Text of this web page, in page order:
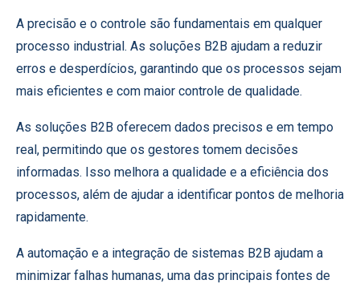
A precisão e o controle são fundamentais em qualquer
processo industrial. As soluções B2B ajudam a reduzir
erros e desperdícios, garantindo que os processos sejam
mais eficientes e com maior controle de qualidade.
As soluções B2B oferecem dados precisos e em tempo
real, permitindo que os gestores tomem decisões
informadas. Isso melhora a qualidade e a eficiência dos
processos, além de ajudar a identificar pontos de melhoria
rapidamente.
A automação e a integração de sistemas B2B ajudam a
minimizar falhas humanas, uma das principais fontes de